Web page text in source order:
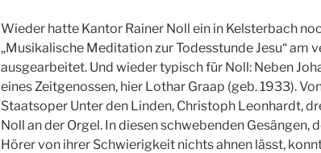
Wieder hatte Kantor Rainer Noll ein in Kelsterbach
„Musikalische Meditation zur Todesstunde Jesu“
ausgearbeitet. Und wieder typisch für Noll: Neben
eines Zeitgenossen, hier Lothar Graap (geb. 1933).
Staatsoper Unter den Linden, Christoph Leonhardt,
Noll an der Orgel. In diesen schwebenden
Hörer von ihrer Schwierigkeit nichts ahnen lässt,